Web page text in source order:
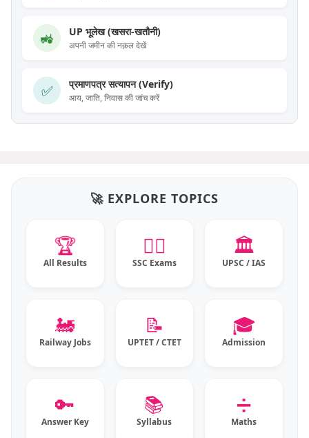
🚜 UP भूलेख (खसरा-खतौनी)
अपनी जमीन की नक़ल देखें
✅ प्रमाणपत्र सत्यापन (Verify)
आय, जाति, निवास की जांच करें
🚀 EXPLORE TOPICS
🏆
All Results
👮‍♂️
SSC Exams
🏛️
UPSC / IAS
🚂
Railway Jobs
📝
UPTET / CTET
🎓
Admission
🔑
Answer Key
📚
Syllabus
➗
Maths